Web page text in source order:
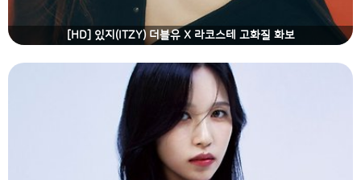
[HD] 있지(ITZY) 더블유 X 라코스테 고화질 화보